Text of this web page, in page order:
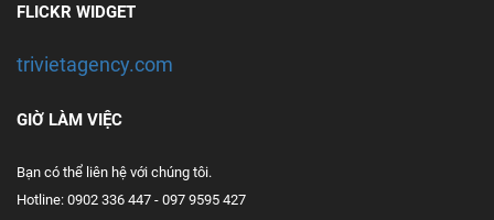
FLICKR WIDGET
trivietagency.com
GIỜ LÀM VIỆC
Bạn có thể liên hệ với chúng tôi.
Hotline: 0902 336 447 - 097 9595 427